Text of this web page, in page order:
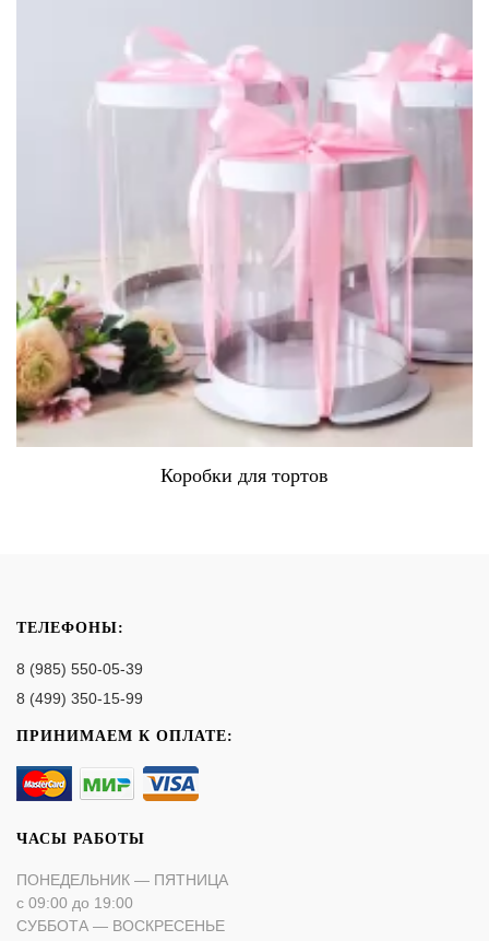
Коробки для тортов
ТЕЛЕФОНЫ:
8 (985) 550-05-39
8 (499) 350-15-99
ПРИНИМАЕМ К ОПЛАТЕ:
ЧАСЫ РАБОТЫ
ПОНЕДЕЛЬНИК — ПЯТНИЦА
с 09:00 до 19:00
СУББОТА — ВОСКРЕСЕНЬЕ